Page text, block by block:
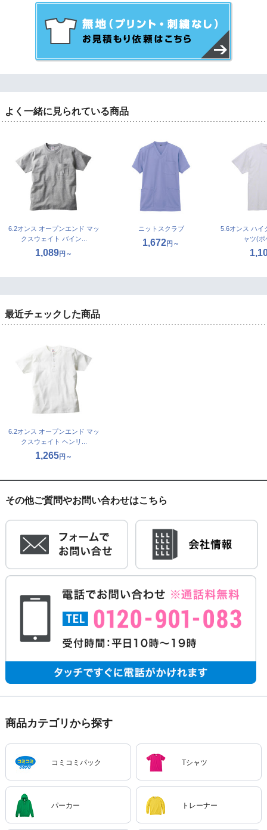
よく一緒に見られている商品
6.2オンス オープンエンド マッ
クスウェイト バイン...
1,089円～
ニットスクラブ
1,672円～
5.6オンス ハイ
ャツ(ポ
最近チェックした商品
6.2オンス オープンエンド マッ
クスウェイト ヘンリ...
1,265円～
その他ご質問やお問い合わせはこちら
商品カテゴリから探す
コミコミパック Tシャツ
パーカー トレーナー